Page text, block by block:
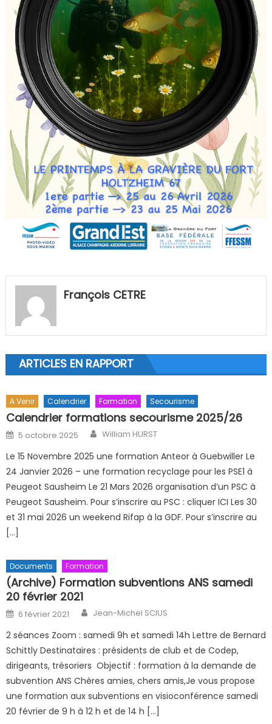
François CETRE
ARTICLES EN RAPPORT
A Venir Calendrier Formation Secourisme
Calendrier formations secourisme 2025/26
Posted on
5 octobre 2025 Author
William HURST
Le 15 Novembre 2025 une formation Anteor à Guebwiller Le
24 Janvier 2026 – une formation recyclage pour les PSE1 à
Peugeot Sausheim Le 21 Mars 2026 organisation d’un PSC à
Peugeot Sausheim. Pour s’inscrire au PSC : cliquer ICI Les 30
et 31 mai 2026 un weekend Rifap à la GDF. Pour s’inscrire au
[…]
Documents Formation
(Archive) Formation subventions ANS samedi
20 février 2021
Posted on
6 février 2021 Author
Jean-Michel SCIUS
2 séances Zoom : samedi 9h et samedi 14h Lettre de Bernard
Schittly Destinataires : présidents de club et de Codep,
dirigeants, trésoriers Objectif : formation à la demande de
subvention ANS Chères amies, chers amis,Je vous propose
une formation aux subventions en visioconférence samedi
20 février de 9 h à 12 h et de 14 h […]